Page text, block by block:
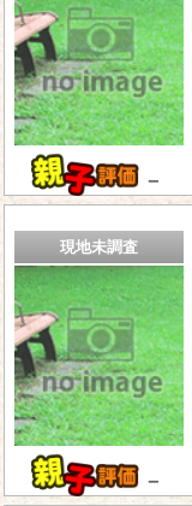
－
現地未調査
－